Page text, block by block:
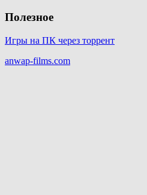
Полезное
Игры на ПК через торрент
anwap-films.com